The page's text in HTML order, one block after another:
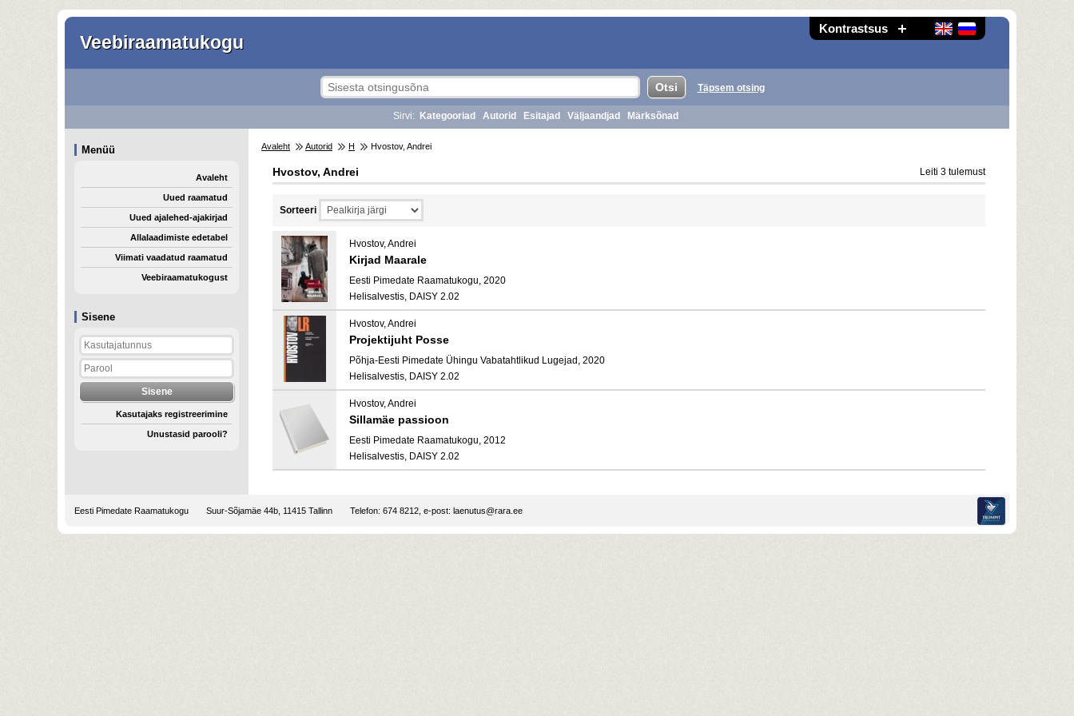
Kontrastsus
Veebiraamatukogu
Sisene
Kasutajaks registreerimine
Unustasid parooli?
Täpsem otsing
Sirvi: Kategooriad Autorid Esitajad Väljaandjad Märksõnad
Menüü
Avaleht
Uued raamatud
Uued ajalehed-ajakirjad
Allalaadimiste edetabel
Viimati vaadatud raamatud
Veebiraamatukogust
Avaleht Autorid H Hvostov, Andrei
Hvostov, Andrei Leiti 3 tulemust
Sorteeri
Hvostov, Andrei
Kirjad Maarale
Eesti Pimedate Raamatukogu, 2020
Helisalvestis, DAISY 2.02
Hvostov, Andrei
Projektijuht Posse
Põhja-Eesti Pimedate Ühingu Vabatahtlikud Lugejad, 2020
Helisalvestis, DAISY 2.02
Hvostov, Andrei
Sillamäe passioon
Eesti Pimedate Raamatukogu, 2012
Helisalvestis, DAISY 2.02
Eesti Pimedate Raamatukogu Suur-Sõjamäe 44b, 11415 Tallinn Telefon: 674 8212, e-post: laenutus@rara.ee